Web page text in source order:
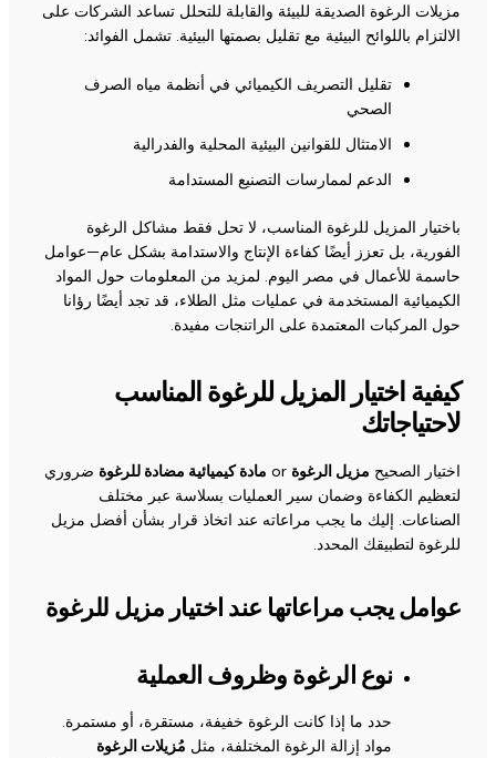
مزيلات الرغوة الصديقة للبيئة والقابلة للتحلل تساعد الشركات على
الالتزام باللوائح البيئية مع تقليل بصمتها البيئية. تشمل الفوائد:
تقليل التصريف الكيميائي في أنظمة مياه الصرف
الصحي
الامتثال للقوانين البيئية المحلية والفدرالية
الدعم لممارسات التصنيع المستدامة
باختيار المزيل للرغوة المناسب، لا تحل فقط مشاكل الرغوة
الفورية، بل تعزز أيضًا كفاءة الإنتاج والاستدامة بشكل عام—عوامل
حاسمة للأعمال في مصر اليوم. لمزيد من المعلومات حول المواد
الكيميائية المستخدمة في عمليات مثل الطلاء، قد تجد أيضًا رؤانا
حول المركبات المعتمدة على الراتنجات مفيدة.
كيفية اختيار المزيل للرغوة المناسب
لاحتياجاتك
اختيار الصحيح مزيل الرغوة مادة كيميائية مضادة للرغوة ضروري
لتعظيم الكفاءة وضمان سير العمليات بسلاسة عبر مختلف
الصناعات. إليك ما يجب مراعاته عند اتخاذ قرار بشأن أفضل مزيل
للرغوة لتطبيقك المحدد.
عوامل يجب مراعاتها عند اختيار مزيل للرغوة
نوع الرغوة وظروف العملية
حدد ما إذا كانت الرغوة خفيفة، مستقرة، أو مستمرة.
مواد إزالة الرغوة المختلفة، مثل مُزيلات الرغوة